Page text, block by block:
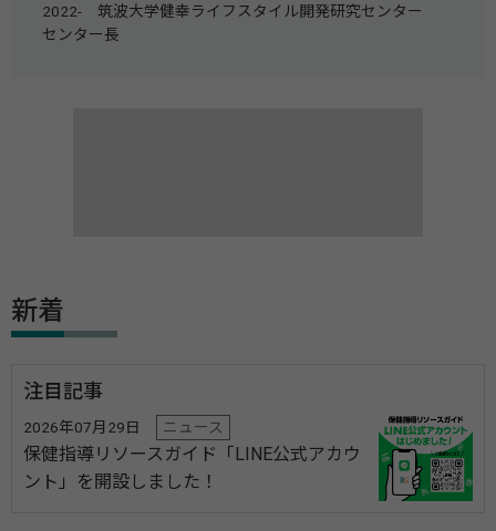
2022- 筑波大学健幸ライフスタイル開発研究センター
センター長
新着
注目記事
2026年07月29日 ニュース
保健指導リソースガイド「LINE公式アカウ
ント」を開設しました！